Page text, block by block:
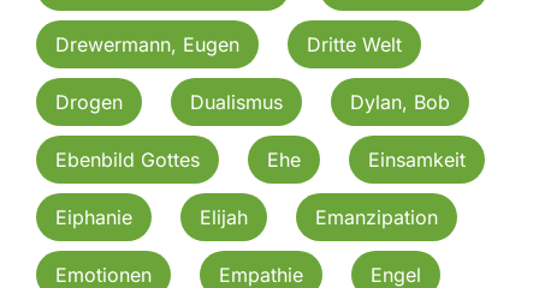
Drewermann, Eugen Dritte Welt
Drogen Dualismus Dylan, Bob
Ebenbild Gottes Ehe Einsamkeit
Eiphanie Elijah Emanzipation
Emotionen Empathie Engel